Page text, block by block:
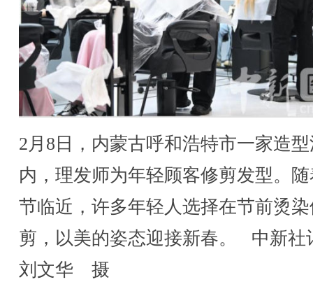
2月8日，内蒙古呼和浩特市一家造
内，理发师为年轻顾客修剪发型。
节临近，许多年轻人选择在节前烫
剪，以美的姿态迎接新春。 中新社
刘文华 摄